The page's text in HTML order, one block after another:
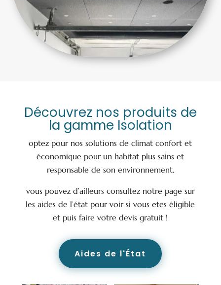
Découvrez nos produits de
la gamme Isolation
optez pour nos solutions de climat confort et
économique pour un habitat plus sains et
responsable de son environnement.
vous pouvez d’ailleurs consultez notre page sur
les aides de l’état pour voir si vous etes éligible
et puis faire votre devis gratuit !
Aides de l'État